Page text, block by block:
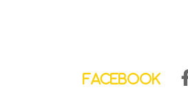
Facebook